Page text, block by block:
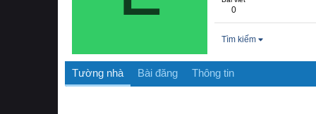
0
Tìm kiếm
Tường nhà Bài đăng Thông tin